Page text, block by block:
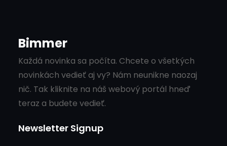
Bimmer
Každá novinka sa počíta. Chcete o všetkých
novinkách vedieť aj vy? Nám neunikne naozaj
nič. Tak kliknite na náš webový portál hneď
teraz a budete vedieť.
Newsletter Signup